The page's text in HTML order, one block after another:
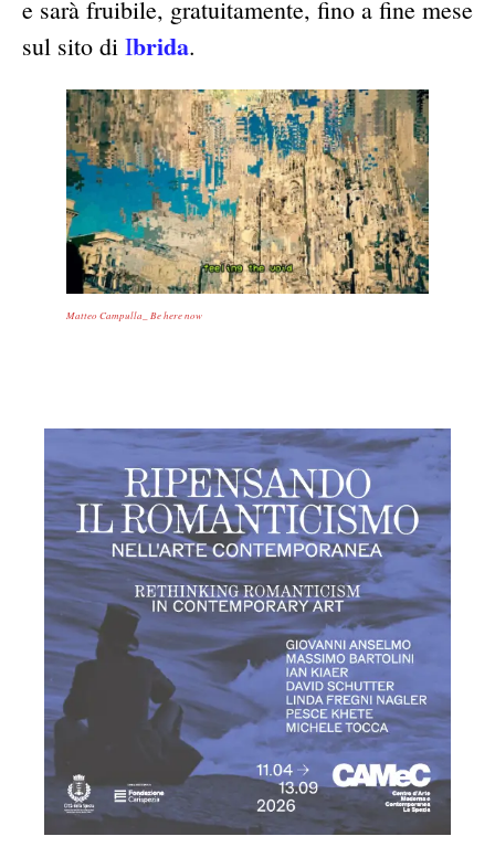
e sarà fruibile, gratuitamente, fino a fine mese
sul sito di Ibrida.
Matteo Campulla_ Be here now